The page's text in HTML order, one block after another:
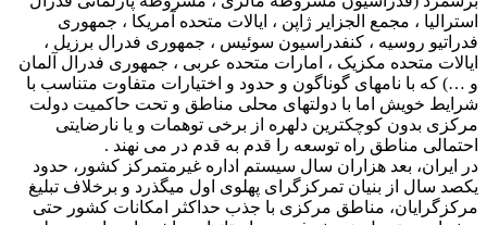
استرالیا ، مجمع الجزایر ژاپن ، ایالات متحده آمریکا ، جمهوری
فدراتیو روسیه ، کنفدراسیون سوئیس ، جمهوری فدرال برزیل ،
ایالات متحده مکزیک ، امارات متحده عربی ، جمهوری فدرال آلمان
و …) که با نامهای گوناگون و حدود و اختیارات متفاوت متناسب با
شرایط خویش اما با دولتهای محلی مناطق و تحت حاکمیت دولت
مرکزی بدون کوچکترین دلهره از برخی توهمات و یا نارضایتی
احتمالی مناطق راه توسعه را قدم به قدم در می نهند .
در ایران، بعد هزاران سال سیستم اداره غیرمتمرکز کشور، حدود
یکصد سال از بنیان تمرکزگرای پهلوی اول میگذرد و برخلاف تبلیغ
مرکزگرایان، مناطق مرکزی با جذب حداکثر امکانات کشور حتی